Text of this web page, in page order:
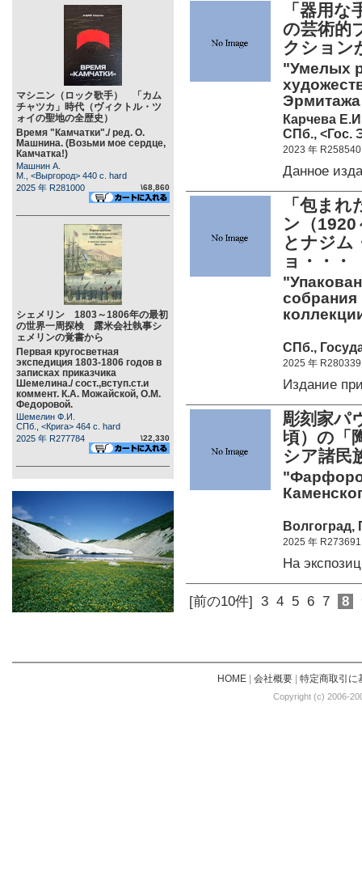
マシニン（ロック歌手） 「カム
チャツカ」時代（ヴィクトル・ツ
ォイの聖地の全歴史）
Время "Камчатки"./ ред. О.
Машнина. (Возьми мое сердце,
Камчатка!)
Машнин А.
М., <Выргород> 440 c. hard
2025 年 R281000
\68,860
シェメリン 1803～1806年の最初
の世界一周探検 露米会社執事シ
ェメリンの覚書から
Первая кругосветная
экспедиция 1803-1806 годов в
записках приказчика
Шемелина./ сост.,вступ.ст.и
коммент. К.А. Можайской, О.М.
Федоровой.
Шемелин Ф.И.
СПб., <Крига> 464 c. hard
2025 年 R277784
\22,330
「器用
の芸術的
クショ
"Умелых
Карчева
СПб., <Гос.
2023 年 R258540
Данное
「包ま
ン（
とナジム
ョ・・・
собрания
СПб.,
2025 年 R280339
Издание
彫刻家パ
頃）の
シア諸民
Волгоград,
2025 年 R273691
На
[前の10件] 3 4 5 6 7 8
HOME| 会社概要| 特定商取引に
Copyright (c) 2006-